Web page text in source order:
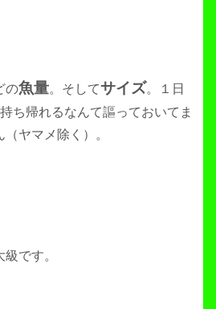
の魚量。そしてサイズ。１日
ち帰れるなんて謳っておいてま
ヤマメ除く）。
です。